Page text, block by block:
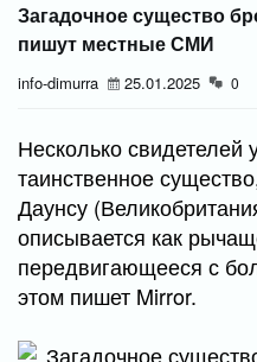
Загадочное существо
пишут местные СМИ
info-dimurra 25.01.2025 0
Несколько свидетелей
таинственное
Даунсу
описывается как
передвигающееся с
этом пишет Mirror.